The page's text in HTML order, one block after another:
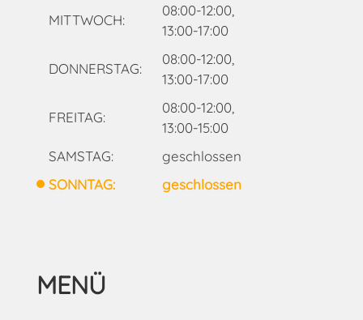
MITTWOCH:
08:00-12:00,
13:00-17:00
DONNERSTAG:
08:00-12:00,
13:00-17:00
FREITAG:
08:00-12:00,
13:00-15:00
SAMSTAG:
geschlossen
SONNTAG:
geschlossen
MENÜ